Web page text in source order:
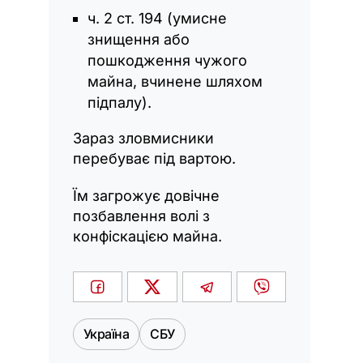
ч. 2 ст. 194 (умисне
знищення або
пошкодження чужого
майна, вчинене шляхом
підпалу).
Зараз зловмисники
перебуває під вартою.
Їм загрожує довічне
позбавлення волі з
конфіскацією майна.
Україна СБУ